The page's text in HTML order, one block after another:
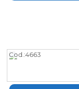
Cod.:4663